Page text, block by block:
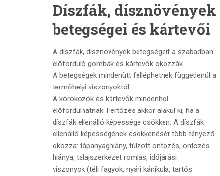
Díszfák, dísznövények
betegségei és kártevői
A díszfák, dísznövények betegségeit a szabadban
előforduló gombák és kártevők okozzák.
A betegségek mindenütt felléphetnek függetlenül a
termőhelyi viszonyoktól.
A kórokozók és kártevők mindenhol
előfordulhatnak. Fertőzés akkor alakul ki, ha a
díszfák ellenálló képessége csökken. A díszfák
ellenálló képességének csökkenését több tényező
okozza: tápanyaghiány, túlzott öntözés, öntözés
hiánya, talajszerkezet romlás, időjárási
viszonyok (téli fagyok, nyári kánikula, tartós